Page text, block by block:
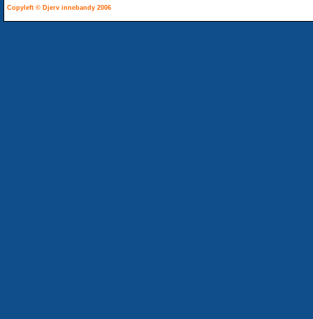
Copyleft © Djerv innebandy 2006